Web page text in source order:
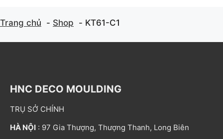
Trang chủ Shop KT61-C1
HNC DECO MOULDING
TRỤ SỞ CHÍNH
HÀ NỘI : 97 Gia Thượng, Thượng Thanh, Long Biên